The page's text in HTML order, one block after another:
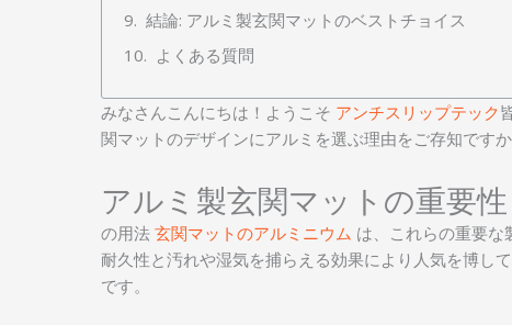
結論: アルミ製玄関マットのベストチョイス
よくある質問
みなさんこんにちは！ようこそ アンチスリップテック
関マットのデザインにアルミを選ぶ理由をご存知です
アルミ製玄関マットの重要性
の用法 玄関マットのアルミニウム は、これらの重要な
耐久性と汚れや湿気を捕らえる効果により人気を博し
です。